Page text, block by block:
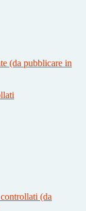
(da pubblicare in
(da